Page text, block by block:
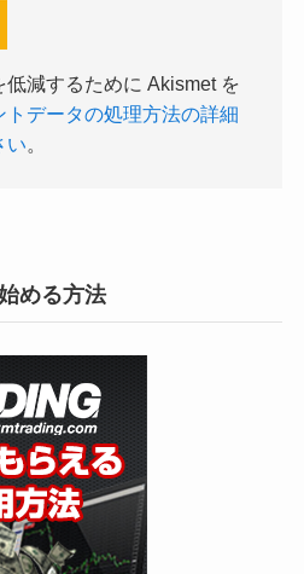
減するために Akismet を
トデータの処理方法の詳細
い。
める方法